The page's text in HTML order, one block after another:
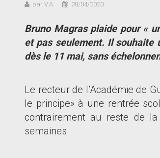
par V.A 28/04/2020
Bruno Magras plaide pour «
et pas seulement. Il souhaite
dès le 11 mai, sans
Le recteur de l’Académie de
le principe» à une rentrée
contrairement au reste de
semaines.